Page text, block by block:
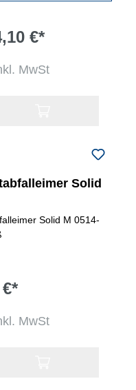
€*
MwSt
Solid
Solid M 0514-
MwSt